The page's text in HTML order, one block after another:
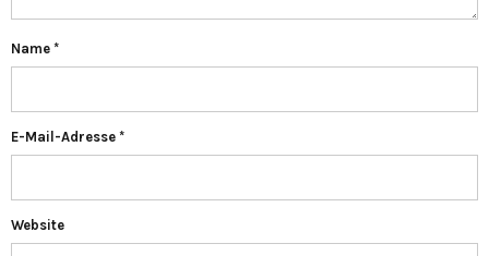
Name *
E-Mail-Adresse *
Website